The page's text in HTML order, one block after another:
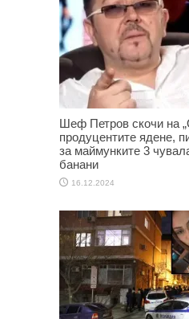
Шеф Петров скочи на
продуцентите ядене,
за маймунките 3
банани
16.12.2024